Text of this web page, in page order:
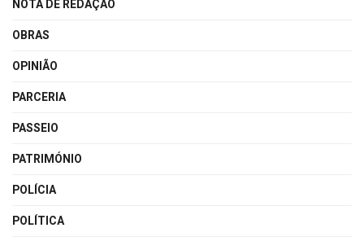
NOTA DE REDAÇÃO
OBRAS
OPINIÃO
PARCERIA
PASSEIO
PATRIMÓNIO
POLÍCIA
POLÍTICA